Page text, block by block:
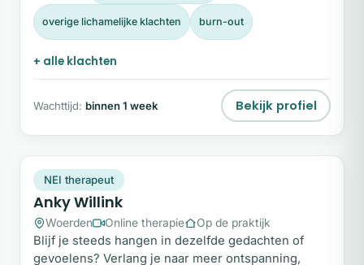
helpen uit de overlevingsstand te komen en weer
fitheid en vrijheid in je lichaam te ervaren.
overige lichamelijke klachten burn-out
+ alle klachten
Wachttijd: binnen 1 week Bekijk profiel
Plek beschikbaar
NEI therapeut
Anky Willink
Woerden Online therapie Op de praktijk
Blijf je steeds hangen in dezelfde gedachten of
gevoelens? Verlang je naar meer ontspanning,